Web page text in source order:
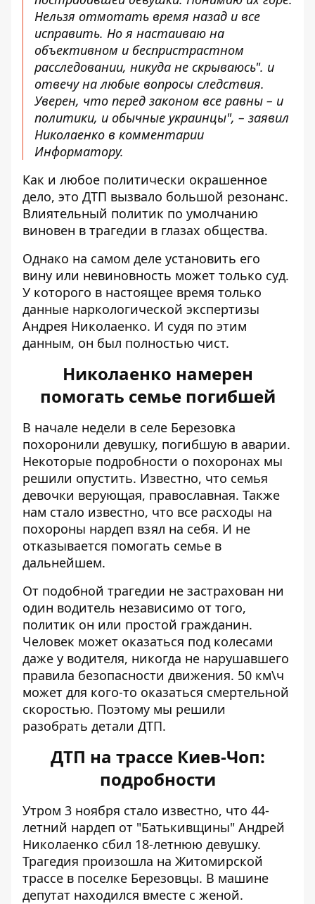
Нельзя отмотать время назад и все
исправить. Но я настаиваю на
объективном и беспристрастном
расследовании, никуда не скрываюсь". и
отвечу на любые вопросы следствия.
Уверен, что перед законом все равны – и
политики, и обычные украинцы", – заявил
Николаенко в комментарии
Информатору.
Как и любое политически окрашенное
дело, это ДТП вызвало большой резонанс.
Влиятельный политик по умолчанию
виновен в трагедии в глазах общества.
Однако на самом деле установить его
вину или невиновность может только суд.
У которого в настоящее время только
данные наркологической экспертизы
Андрея Николаенко. И судя по этим
данным, он был полностью чист.
Николаенко намерен
помогать семье погибшей
В начале недели в селе Березовка
похоронили девушку, погибшую в аварии.
Некоторые подробности о похоронах мы
решили опустить. Известно, что семья
девочки верующая, православная. Также
нам стало известно, что все расходы на
похороны нардеп взял на себя. И не
отказывается помогать семье в
дальнейшем.
От подобной трагедии не застрахован ни
один водитель независимо от того,
политик он или простой гражданин.
Человек может оказаться под колесами
даже у водителя, никогда не нарушавшего
правила безопасности движения. 50 км\ч
может для кого-то оказаться смертельной
скоростью. Поэтому мы решили
разобрать детали ДТП.
ДТП на трассе Киев-Чоп:
подробности
Утром 3 ноября стало известно, что 44-
летний нардеп от "Батькивщины" Андрей
Николаенко сбил 18-летнюю девушку.
Трагедия произошла на Житомирской
трассе в поселке Березовцы. В машине
депутат находился вместе с женой.